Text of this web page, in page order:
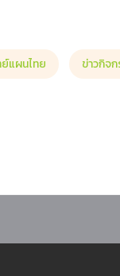
แผนไทย ข่าวกิจ
รรมฯ จัดอบรม “AI เ